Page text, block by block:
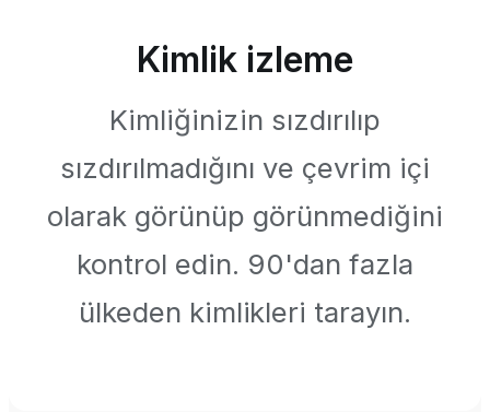
Kimlik izleme
Kimliğinizin sızdırılıp
sızdırılmadığını ve çevrim içi
olarak görünüp görünmediğini
kontrol edin. 90'dan fazla
ülkeden kimlikleri tarayın.